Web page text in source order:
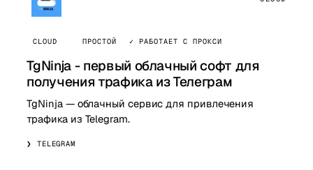
CLOUD ПРОСТОЙ ✓ РАБОТАЕТ С ПРОКСИ
TgNinja - первый облачный софт для
получения трафика из Телеграм
TgNinja — облачный сервис для привлечения
трафика из Telegram.
TELEGRAM